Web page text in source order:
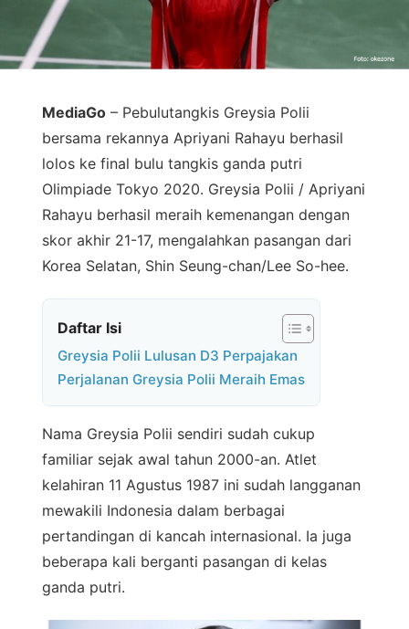
MediaGo – Pebulutangkis Greysia Polii
bersama rekannya Apriyani Rahayu berhasil
lolos ke final bulu tangkis ganda putri
Olimpiade Tokyo 2020. Greysia Polii / Apriyani
Rahayu berhasil meraih kemenangan dengan
skor akhir 21-17, mengalahkan pasangan dari
Korea Selatan, Shin Seung-chan/Lee So-hee.
Daftar Isi
Greysia Polii Lulusan D3 Perpajakan
Perjalanan Greysia Polii Meraih Emas
Nama Greysia Polii sendiri sudah cukup
familiar sejak awal tahun 2000-an. Atlet
kelahiran 11 Agustus 1987 ini sudah langganan
mewakili Indonesia dalam berbagai
pertandingan di kancah internasional. Ia juga
beberapa kali berganti pasangan di kelas
ganda putri.